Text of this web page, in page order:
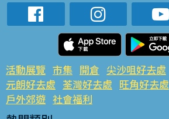
活動展覽 市集 開倉 尖沙咀好去處
元朗好去處 荃灣好去處 旺角好去處
戶外郊遊 社會福利